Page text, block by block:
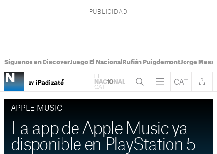
Síguenos en DiscoverJuego El Nacional Rufián PuigdemontJorge Messi
APPLE MUSIC
La app de Apple Music ya
disponible en PlayStation 5